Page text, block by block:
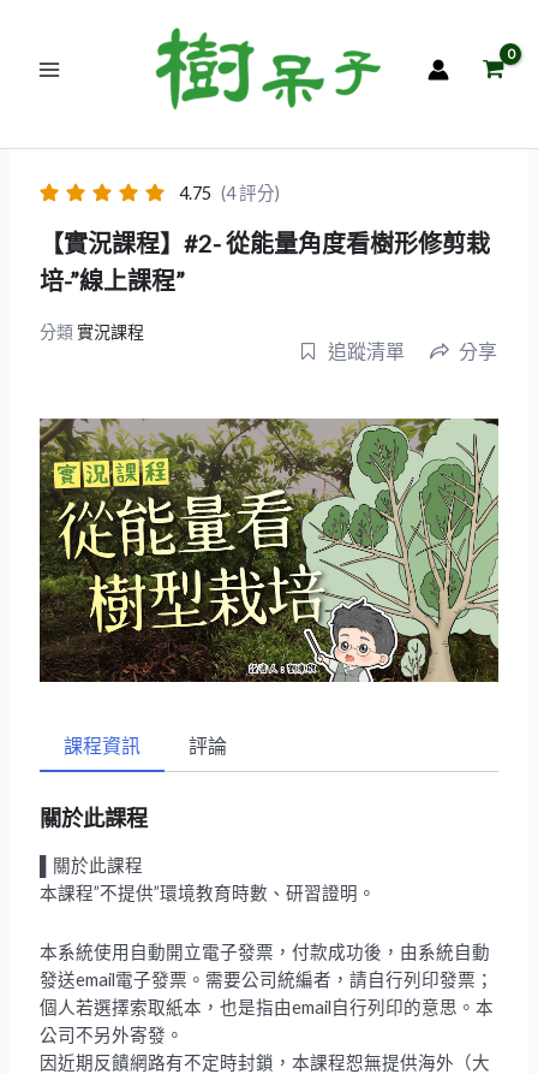
內
4.75 (4 評分)
【實況課程】#2- 從能量角度看樹形修剪栽
培-”線上課程”
分類實況課程
追蹤清單 分享
課程資訊 評論
關於此課程
▌關於此課程
本課程”不提供”環境教育時數、研習證明。
本系統使用自動開立電子發票，付款成功後，由系統自動
發送email電子發票。需要公司統編者，請自行列印發票；
個人若選擇索取紙本，也是指由email自行列印的意思。本
公司不另外寄發。
因近期反饋網路有不定時封鎖，本課程恕無提供海外（大